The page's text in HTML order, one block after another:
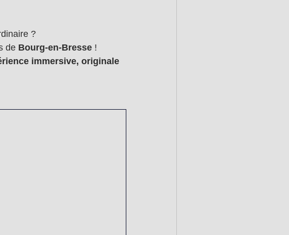
?
de Bourg-en-Bresse !
immersive, originale